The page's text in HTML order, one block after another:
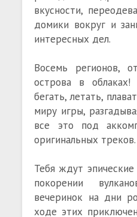
вкусности,
домики вокруг и
интересных дел.
Восемь регионов,
острова в
бегать, летать,
миру игры,
все это под
оригинальных треков.
Тебя ждут
покорении
вечеринок на дни
ходе этих